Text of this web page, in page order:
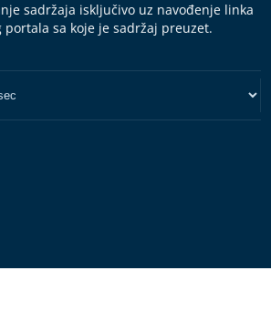
sadržaja isključivo uz navođenje linka
sa koje je sadržaj preuzet.